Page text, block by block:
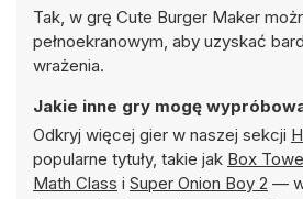
Tak, w grę Cute Burger Maker
pełnoekranowym, aby uzyskać
wrażenia.
Jakie inne gry mogę
Odkryj więcej gier w naszej sekcji
popularne tytuły, takie jak Box
Math Class i Super Onion Boy 2 —